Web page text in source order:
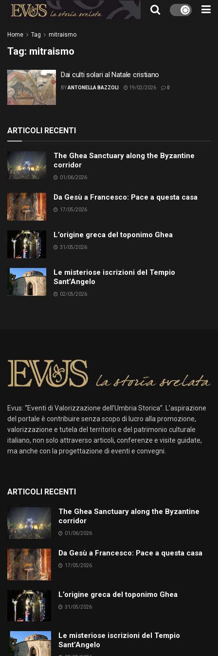
Home Tag mitraismo
Tag: mitraismo
Dai culti solari al Natale cristiano
BYANTONELLA BAZZOLI 19/02/2026 0
ARTICOLI RECENTI
The Ghea Sanctuary along the Byzantine
corridor
01/06/2026
Da Gesù a Francesco: Pace a questa casa
17/05/2026
L’origine greca del toponimo Ghea
31/05/2026
Le misteriose iscrizioni del Tempio
Sant’Angelo
02/05/2026
Evus: “Eventi di Valorizzazione dell’Umbria Storica”. L’aspirazione
del portale è contribuire senza scopo di lucro alla promozione,
valorizzazione e tutela del territorio e del patrimonio culturale
italiano, non solo attraverso articoli, conferenze e visite guidate,
ma anche con la progettazione di eventi e convegni.
ARTICOLI RECENTI
The Ghea Sanctuary along the Byzantine
corridor
01/06/2026
Da Gesù a Francesco: Pace a questa casa
17/05/2026
L’origine greca del toponimo Ghea
31/05/2026
Le misteriose iscrizioni del Tempio
Sant’Angelo